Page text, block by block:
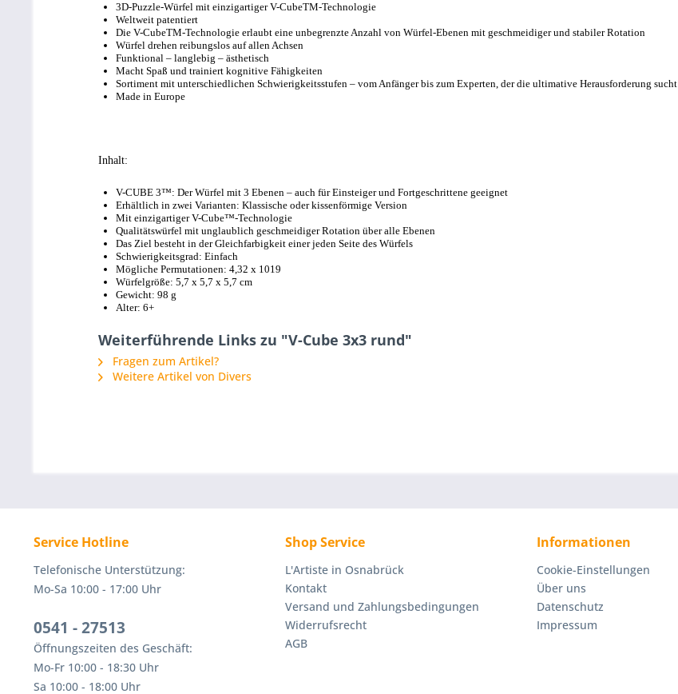
3D-Puzzle-Würfel mit einzigartiger V-CubeTM-Technologie
Weltweit patentiert
Die V-CubeTM-Technologie erlaubt eine unbegrenzte Anzahl von Würfel-Ebenen mit geschmeidiger und stabiler Rotation
Würfel drehen reibungslos auf allen Achsen
Funktional – langlebig – ästhetisch
Macht Spaß und trainiert kognitive Fähigkeiten
Sortiment mit unterschiedlichen Schwierigkeitsstufen – vom Anfänger bis zum Experten, der die ultimative Herausforderung sucht
Made in Europe
Inhalt:
V-CUBE 3™: Der Würfel mit 3 Ebenen – auch für Einsteiger und Fortgeschrittene geeignet
Erhältlich in zwei Varianten: Klassische oder kissenförmige Version
Mit einzigartiger V-Cube™-Technologie
Qualitätswürfel mit unglaublich geschmeidiger Rotation über alle Ebenen
Das Ziel besteht in der Gleichfarbigkeit einer jeden Seite des Würfels
Schwierigkeitsgrad: Einfach
Mögliche Permutationen: 4,32 x 1019
Würfelgröße: 5,7 x 5,7 x 5,7 cm
Gewicht: 98 g
Alter: 6+
Weiterführende Links zu "V-Cube 3x3 rund"
Fragen zum Artikel?
Weitere Artikel von Divers
Service Hotline
Telefonische Unterstützung:
Mo-Sa 10:00 - 17:00 Uhr
0541 - 27513
Öffnungszeiten des Geschäft:
Mo-Fr 10:00 - 18:30 Uhr
Sa 10:00 - 18:00 Uhr
Shop Service
L'Artiste in Osnabrück
Kontakt
Versand und Zahlungsbedingungen
Widerrufsrecht
AGB
Informationen
Cookie-Einstellungen
Über uns
Datenschutz
Impressum